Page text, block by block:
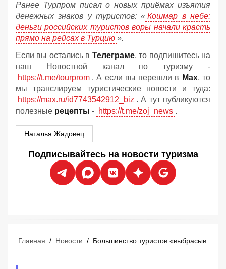
Ранее Турпром писал о новых приёмах изъятия
денежных знаков у туристов: « Кошмар в небе:
деньги российских туристов воры начали красть
прямо на рейсах в Турцию ».
Если вы остались в Телеграме, то подпишитесь на
наш Новостной канал по туризму -
https://t.me/tourprom . А если вы перешли в Мах, то
мы транслируем туристические новости и туда:
https://max.ru/id7743542912_biz . А тут публикуются
полезные рецепты - https://t.me/zoj_news .
Наталья Жадовец
Подписывайтесь на новости туризма
Главная / Новости / Большинство туристов «выбрасывают деньги в мусорное ведро» перед отпуском